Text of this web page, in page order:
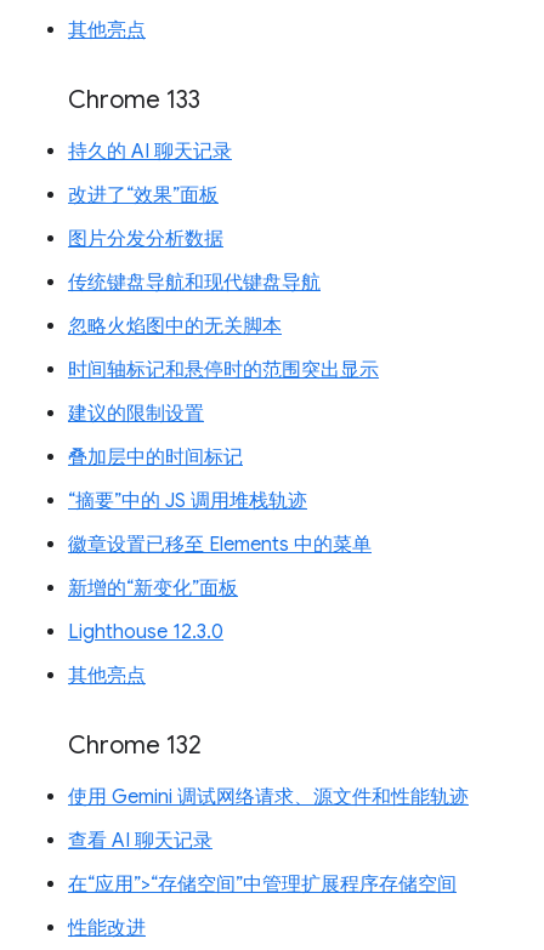
其他亮点
Chrome 133
持久的 AI 聊天记录
改进了“效果”面板
图片分发分析数据
传统键盘导航和现代键盘导航
忽略火焰图中的无关脚本
时间轴标记和悬停时的范围突出显示
建议的限制设置
叠加层中的时间标记
“摘要”中的 JS 调用堆栈轨迹
徽章设置已移至 Elements 中的菜单
新增的“新变化”面板
Lighthouse 12.3.0
其他亮点
Chrome 132
使用 Gemini 调试网络请求、源文件和性能轨迹
查看 AI 聊天记录
在“应用”>“存储空间”中管理扩展程序存储空间
性能改进